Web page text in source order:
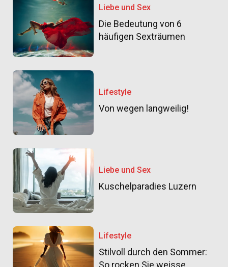
Liebe und Sex
Die Bedeutung von 6
häufigen Sexträumen
Lifestyle
Von wegen langweilig!
Liebe und Sex
Kuschelparadies Luzern
Lifestyle
Stilvoll durch den Sommer:
So rocken Sie weisse